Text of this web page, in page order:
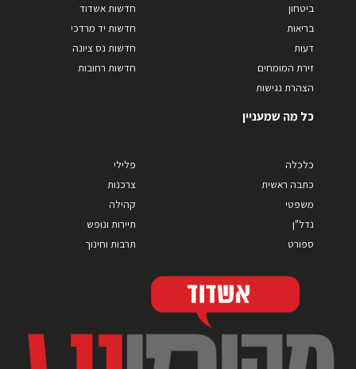
ביטחון
בריאות
דעות
זירת המומחים
הצהרת נגישות
חדשות אשדוד
חדשות יד מרדכי
חדשות נס ציונה
חדשות רחובות
כל מה שמעניין
כלכלה
כתבה ראשית
משפטי
נדל"ן
ספורט
פלילי
צרכנות
קהילה
תיירות ונופש
תרבות וחינוך